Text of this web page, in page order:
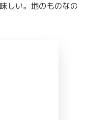
しい。地のものなの